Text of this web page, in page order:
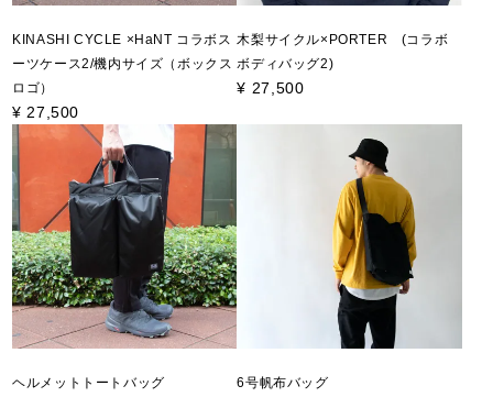
KINASHI CYCLE ×HaNT コラボス
ーツケース2/機内サイズ（ボックス
ロゴ）
¥ 27,500
木梨サイクル×PORTER (コラボ
ボディバッグ2)
¥ 27,500
ヘルメットトートバッグ 6号帆布バッグ